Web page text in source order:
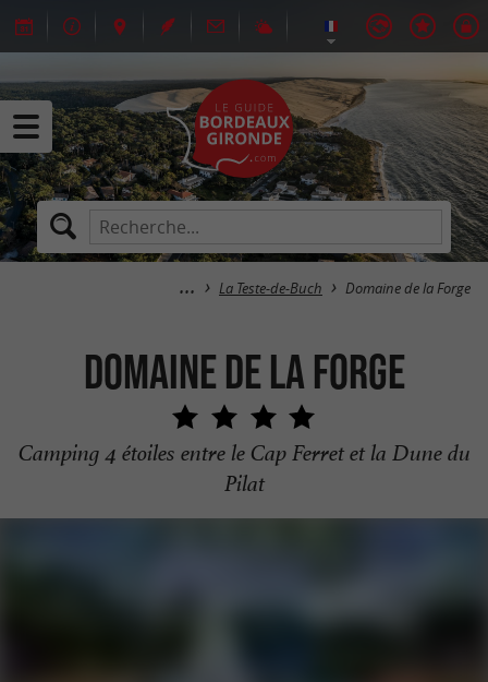
La Teste-de-Buch Domaine de la Forge
Domaine de la Forge
Camping 4 étoiles entre le Cap Ferret et la Dune du
Pilat